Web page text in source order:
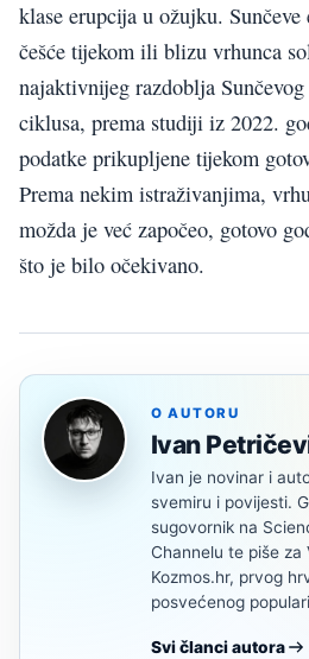
klase erupcija u ožujku.
češće tijekom ili blizu vrhunca
najaktivnijeg razdoblja
ciklusa, prema studiji iz 2022.
podatke prikupljene tijekom
Prema nekim istraživanjima,
možda je već započeo, gotovo
što je bilo očekivano.
O AUTORU
Ivan
Ivan je novinar i
svemiru i povijesti.
sugovornik na
Channelu te piše za
Kozmos.hr, prvog
posvećenog
Svi članci autora